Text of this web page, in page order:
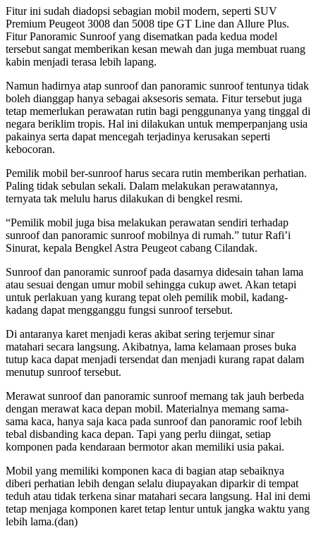
Fitur ini sudah diadopsi sebagian mobil modern, seperti SUV
Premium Peugeot 3008 dan 5008 tipe GT Line dan Allure Plus.
Fitur Panoramic Sunroof yang disematkan pada kedua model
tersebut sangat memberikan kesan mewah dan juga membuat ruang
kabin menjadi terasa lebih lapang.
Namun hadirnya atap sunroof dan panoramic sunroof tentunya tidak
boleh dianggap hanya sebagai aksesoris semata. Fitur tersebut juga
tetap memerlukan perawatan rutin bagi penggunanya yang tinggal di
negara beriklim tropis. Hal ini dilakukan untuk memperpanjang usia
pakainya serta dapat mencegah terjadinya kerusakan seperti
kebocoran.
Pemilik mobil ber-sunroof harus secara rutin memberikan perhatian.
Paling tidak sebulan sekali. Dalam melakukan perawatannya,
ternyata tak melulu harus dilakukan di bengkel resmi.
“Pemilik mobil juga bisa melakukan perawatan sendiri terhadap
sunroof dan panoramic sunroof mobilnya di rumah.” tutur Rafi’i
Sinurat, kepala Bengkel Astra Peugeot cabang Cilandak.
Sunroof dan panoramic sunroof pada dasarnya didesain tahan lama
atau sesuai dengan umur mobil sehingga cukup awet. Akan tetapi
untuk perlakuan yang kurang tepat oleh pemilik mobil, kadang-
kadang dapat mengganggu fungsi sunroof tersebut.
Di antaranya karet menjadi keras akibat sering terjemur sinar
matahari secara langsung. Akibatnya, lama kelamaan proses buka
tutup kaca dapat menjadi tersendat dan menjadi kurang rapat dalam
menutup sunroof tersebut.
Merawat sunroof dan panoramic sunroof memang tak jauh berbeda
dengan merawat kaca depan mobil. Materialnya memang sama-
sama kaca, hanya saja kaca pada sunroof dan panoramic roof lebih
tebal disbanding kaca depan. Tapi yang perlu diingat, setiap
komponen pada kendaraan bermotor akan memiliki usia pakai.
Mobil yang memiliki komponen kaca di bagian atap sebaiknya
diberi perhatian lebih dengan selalu diupayakan diparkir di tempat
teduh atau tidak terkena sinar matahari secara langsung. Hal ini demi
tetap menjaga komponen karet tetap lentur untuk jangka waktu yang
lebih lama.(dan)